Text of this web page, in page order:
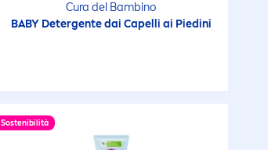
Cura del Bambino
BABY Detergente dai Capelli ai Piedini
Sostenibilità